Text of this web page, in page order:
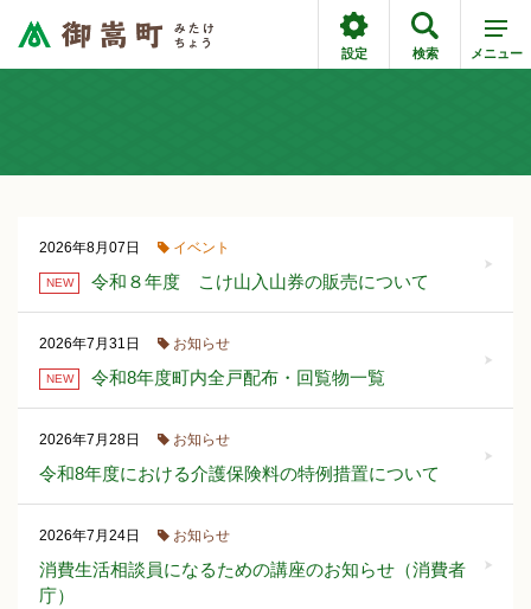
設定 検索 メニュー
2026年8月07日 イベント
NEW 令和８年度 こけ山入山券の販売について
2026年7月31日 お知らせ
NEW 令和8年度町内全戸配布・回覧物一覧
2026年7月28日 お知らせ
令和8年度における介護保険料の特例措置について
2026年7月24日 お知らせ
消費生活相談員になるための講座のお知らせ（消費者
庁）